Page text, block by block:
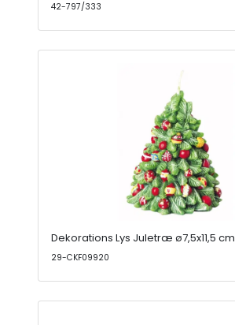
42-797/333
Dekorations Lys Juletræ ø7,5x11,5 cm
29-CKF09920